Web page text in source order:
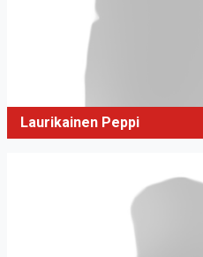
Laurikainen Peppi